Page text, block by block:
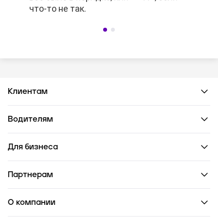
что-то не так.
что-то не так.
Клиентам
Водителям
Для бизнеса
Партнерам
О компании